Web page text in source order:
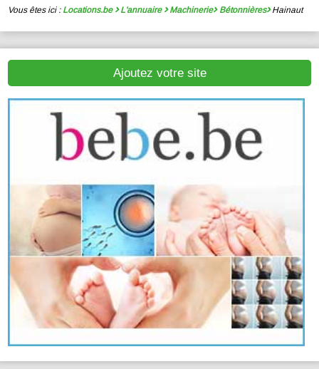
Vous êtes ici : Locations.be L'annuaire Machinerie Bétonnières Hainaut
Ajoutez votre site